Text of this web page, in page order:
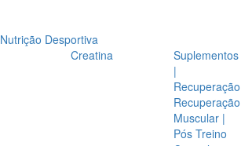
Nutrição Desportiva
Creatina
Suplementos
|
Recuperação
Recuperação
Muscular |
Pós Treino